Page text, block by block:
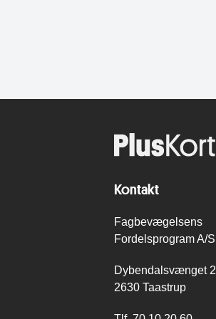
Kontakt
Fagbevægelsens
Fordelsprogram A/S
Dybendalsvænget 2
2630 Taastrup